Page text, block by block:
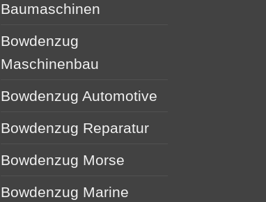
Baumaschinen
Bowdenzug
Maschinenbau
Bowdenzug Automotive
Bowdenzug Reparatur
Bowdenzug Morse
Bowdenzug Marine